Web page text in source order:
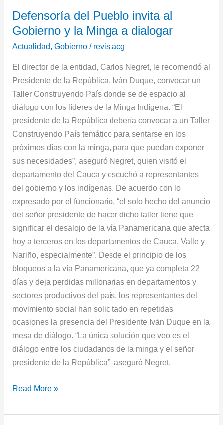
Defensoría del Pueblo invita al
Gobierno y la Minga a dialogar
Actualidad,Gobierno / revistacg
El director de la entidad, Carlos Negret, le recomendó al
Presidente de la República, Iván Duque, convocar un
Taller Construyendo País donde se de espacio al
diálogo con los líderes de la Minga Indígena. “El
presidente de la República debería convocar a un Taller
Construyendo País temático para sentarse en los
próximos días con la minga, para que puedan exponer
sus necesidades”, aseguró Negret, quien visitó el
departamento del Cauca y escuchó a representantes
del gobierno y los indígenas. De acuerdo con lo
expresado por el funcionario, “el solo hecho del anuncio
del señor presidente de hacer dicho taller tiene que
significar el desalojo de la vía Panamericana que afecta
hoy a terceros en los departamentos de Cauca, Valle y
Nariño, especialmente”. Desde el principio de los
bloqueos a la vía Panamericana, que ya completa 22
días y deja perdidas millonarias en departamentos y
sectores productivos del país, los representantes del
movimiento social han solicitado en repetidas
ocasiones la presencia del Presidente Iván Duque en la
mesa de diálogo. “La única solución que veo es el
diálogo entre los ciudadanos de la minga y el señor
presidente de la República”, aseguró Negret.
del
Pueblo
invita
Gobierno
y
la
Minga
a
dialogar
Read More »